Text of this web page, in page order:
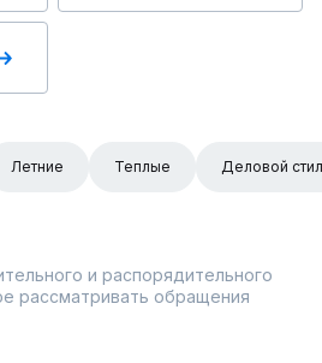
Летние Теплые Деловой
и распорядительного
рассматривать обращения